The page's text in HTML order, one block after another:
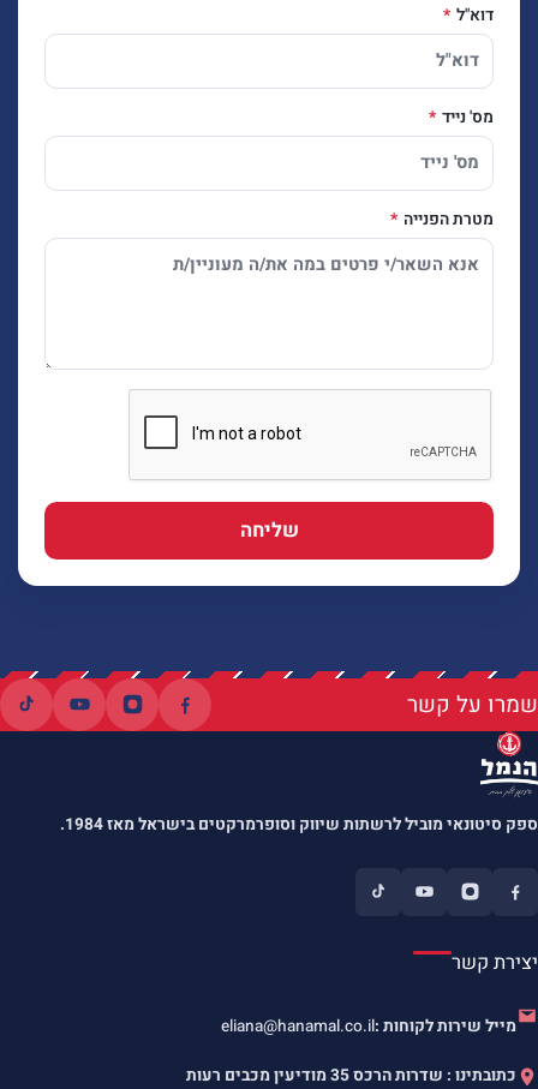
דוא"ל
מס' נייד
מטרת הפנייה
שליחה
שמרו על קשר
ספק סיטונאי מוביל לרשתות שיווק וסופרמרקטים בישראל מאז 1984.
יצירת קשר
מייל שירות לקוחות :eliana@hanamal.co.il
כתובתינו : שדרות הרכס 35 מודיעין מכבים רעות